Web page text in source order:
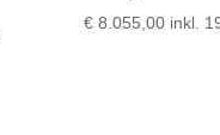
€ 8.055,00 inkl.